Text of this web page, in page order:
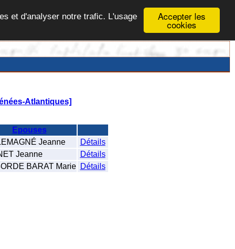
Accepter les
cookies
et d'analyser notre trafic. L'usage
Atlantiques]
Epouses
Jeanne
Détails
Jeanne
Détails
BARAT Marie Détails